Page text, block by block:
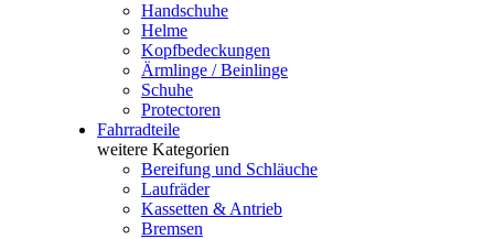
Handschuhe
Helme
Kopfbedeckungen
Ärmlinge / Beinlinge
Schuhe
Protectoren
Fahrradteile
weitere Kategorien
Bereifung und Schläuche
Laufräder
Kassetten & Antrieb
Bremsen